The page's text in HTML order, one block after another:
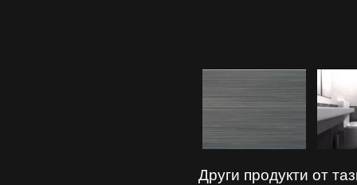
Други продукти от